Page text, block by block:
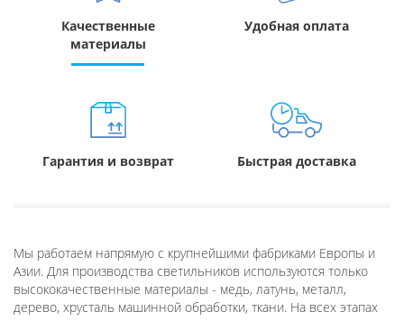
Качественные
материалы
Удобная оплата
Гарантия и возврат Быстрая доставка
Мы работаем напрямую с крупнейшими фабриками Европы и
Азии. Для производства светильников используются только
высококачественные материалы - медь, латунь, металл,
дерево, хрусталь машинной обработки, ткани. На всех этапах